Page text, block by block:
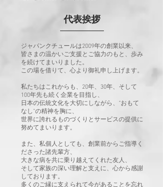
代表挨拶
ジャパンクチュールは2009年の創業以来、
皆さまの温かいご支援とご協力のもと、歩み
を続けてまいりました。
この場を借りて、心より御礼申し上げます。
私たちはこれからも、20年、30年、そして
100年先も続く企業を目指し、
日本の伝統文化を大切にしながら、“おもて
なし”の精神を胸に、
世界に誇れるものづくりとサービスの提供に
努めてまいります。
また、私個人としても、創業前からご指導く
ださった諸先輩方、
大きな病を共に乗り越えてくれた友人、
そして家族の深い理解と支えに、心から感謝
しております。
多くのご縁に支えられて今があることを忘れ